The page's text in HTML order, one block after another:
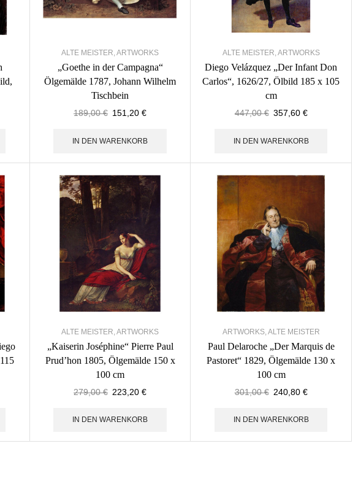
ALTE MEISTER,ARTWORKS
„Goethe in der Campagna“
Ölgemälde 1787, Johann Wilhelm
Tischbein
189,00€ 151,20€
IN DEN WARENKORB
ALTE MEISTER,ARTWORKS
Diego Velázquez „Der Infant Don
Carlos“, 1626/27, Ölbild 185 x 105
cm
447,00€ 357,60 €
IN DEN WARENKORB
ALTE MEISTER ,ARTWORKS
„Kaiserin Joséphine“ Pierre Paul
Prud’hon 1805, Ölgemälde 150 x
100 cm
279,00€ 223,20€
IN DEN WARENKORB
ARTWORKS, ALTE MEISTER
Paul Delaroche „Der Marquis de
Pastoret“ 1829, Ölgemälde 130 x
100 cm
301,00€ 240,80 €
IN DEN WARENKORB